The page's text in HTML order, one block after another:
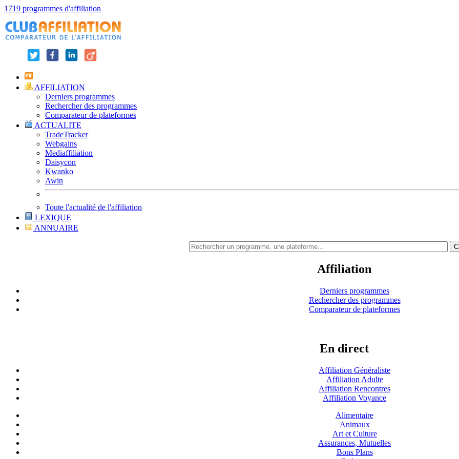
1719 programmes d'affiliation
AFFILIATION
Derniers programmes
Rechercher des programmes
Comparateur de plateformes
ACTUALITE
TradeTracker
Webgains
Mediaffiliation
Daisycon
Kwanko
Awin
Toute l'actualité de l'affiliation
LEXIQUE
ANNUAIRE
Affiliation
Derniers programmes
Rechercher des programmes
Comparateur de plateformes
En direct
Affiliation Généraliste
Affiliation Adulte
Affiliation Rencontres
Affiliation Voyance
Alimentaire
Animaux
Art et Culture
Assurances, Mutuelles
Bons Plans